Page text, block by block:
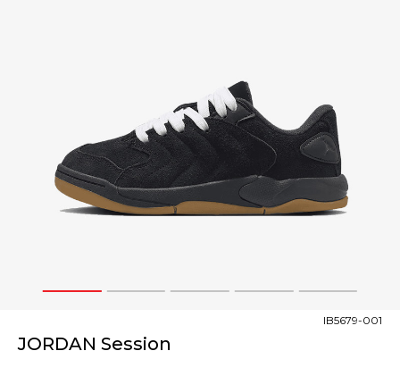
1 2 3 4 5
JORDAN Session
IB5679-001